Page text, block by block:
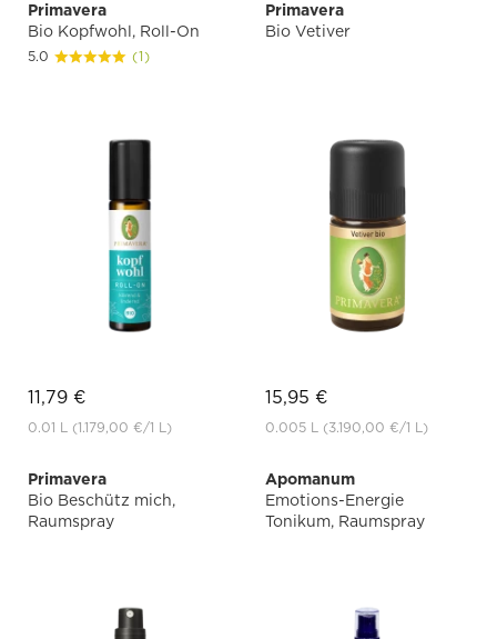
Primavera
Bio Kopfwohl, Roll-On
5.0 (1)
11,79 €
0.01 L (1.179,00 €/1 L)
Primavera
Bio Vetiver
15,95 €
0.005 L (3.190,00 €/1 L)
Primavera
Bio Beschütz mich,
Raumspray
Apomanum
Emotions-Energie
Tonikum, Raumspray